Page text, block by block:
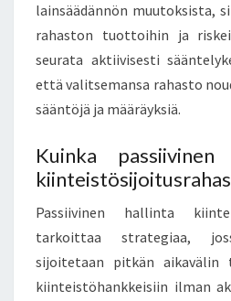
lainsäädännön muutoksista,
rahaston tuottoihin ja
seurata aktiivisesti
että valitsemansa rahasto
sääntöjä ja määräyksiä.
Kuinka
Passiivinen hallinta
tarkoittaa strategiaa,
sijoitetaan pitkän aikavälin
kiinteistöhankkeisiin ilman